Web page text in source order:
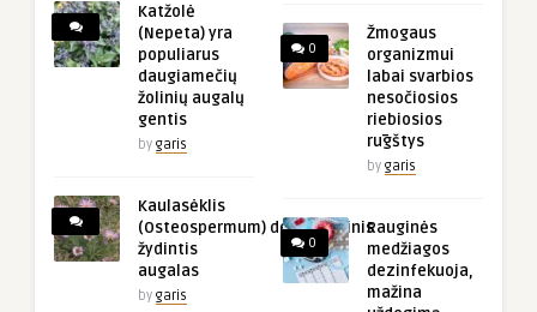
Katžolė
(Nepeta) yra
populiarus
daugiamečių
žolinių augalų
gentis
by garis
Kaulasėklis
(Osteospermum) dekoratyvinis
žydintis
augalas
by garis
0
Žmogaus
organizmui
labai svarbios
nesočiosios
riebiosios
rūgštys
by garis
0
Rauginės
medžiagos
dezinfekuoja,
mažina